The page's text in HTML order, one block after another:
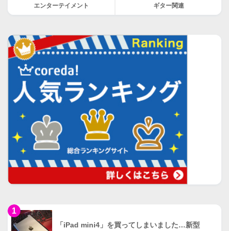
エンターテイメント ギター関連
1
「iPad mini4」を買ってしまいました…新型